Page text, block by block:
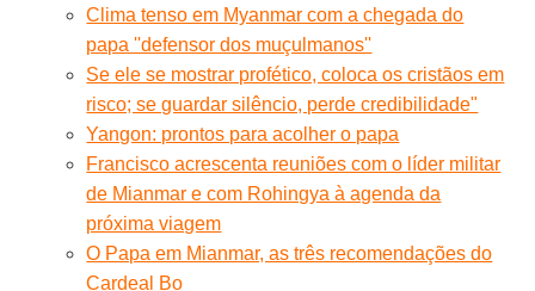
Clima tenso em Myanmar com a chegada do
papa ''defensor dos muçulmanos''
Se ele se mostrar profético, coloca os cristãos em
risco; se guardar silêncio, perde credibilidade"
Yangon: prontos para acolher o papa
Francisco acrescenta reuniões com o líder militar
de Mianmar e com Rohingya à agenda da
próxima viagem
O Papa em Mianmar, as três recomendações do
Cardeal Bo